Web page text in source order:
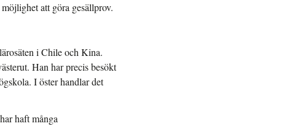
att göra gesällprov.
i Chile och Kina.
Han har precis besökt
I öster handlar det
haft många